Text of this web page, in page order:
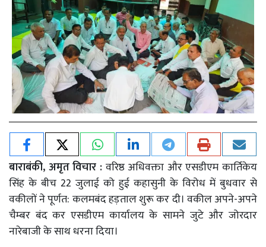
बाराबंकी, अमृत विचार : वरिष्ठ अधिवक्ता और एसडीएम कार्तिकेय
सिंह के बीच 22 जुलाई को हुई कहासुनी के विरोध में बुधवार से
वकीलों ने पूर्णत: कलमबंद हड़ताल शुरू कर दी। वकील अपने-अपने
चैम्बर बंद कर एसडीएम कार्यालय के सामने जुटे और जोरदार
नारेबाजी के साथ धरना दिया।